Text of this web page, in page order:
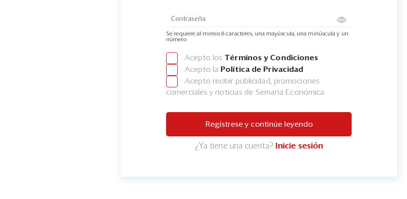
Se requiere al menos 8 caracteres, una mayúscula, una minúscula y un
número
Acepto los Términos y Condiciones
Acepto la Política de Privacidad
Acepto recibir publicidad, promociones
comerciales y noticias de Semana Económica
Regístrese y continúe leyendo
¿Ya tiene una cuenta? Inicie sesión